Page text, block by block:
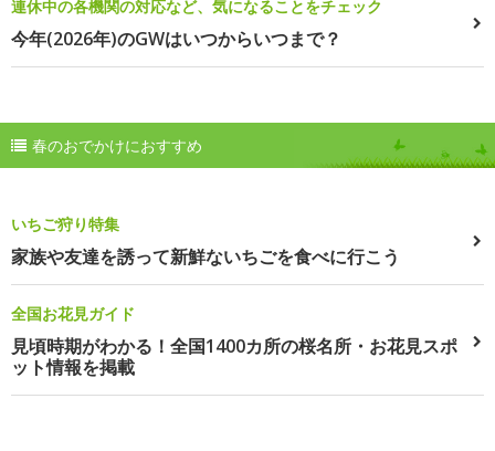
連休中の各機関の対応など、気になることをチェック
今年(2026年)のGWはいつからいつまで？
春のおでかけにおすすめ
いちご狩り特集
家族や友達を誘って新鮮ないちごを食べに行こう
全国お花見ガイド
見頃時期がわかる！全国1400カ所の桜名所・お花見スポ
ット情報を掲載